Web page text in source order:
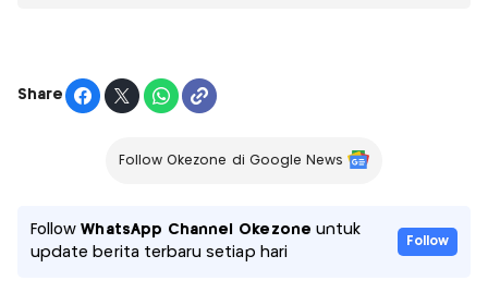
Share
Follow Okezone di Google News
FollowWhatsApp Channel Okezone untuk
update berita terbaru setiap hari
Follow